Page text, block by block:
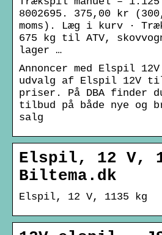
8002695. 375,00 kr
moms). Læg i kurv ·
675 kg til ATV,
lager …
Annoncer med Elspil
udvalg af Elspil 12V
priser. På DBA finder
tilbud på både nye og
salg
Elspil, 12 V,
Biltema.dk
Elspil, 12 V, 1135 kg